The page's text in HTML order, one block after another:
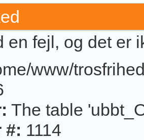
en fejl, og det
www/
The table
#: 1114